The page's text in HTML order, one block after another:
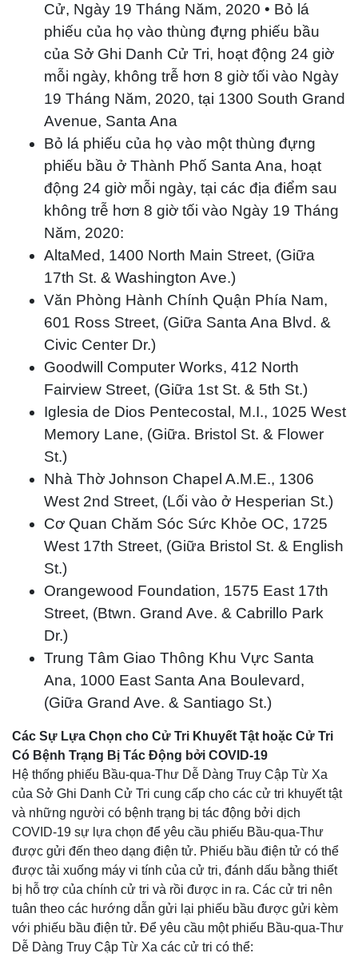
Cử, Ngày 19 Tháng Năm, 2020 • Bỏ lá
phiếu của họ vào thùng đựng phiếu bầu
của Sở Ghi Danh Cử Tri, hoạt động 24 giờ
mỗi ngày, không trễ hơn 8 giờ tối vào Ngày
19 Tháng Năm, 2020, tại 1300 South Grand
Avenue, Santa Ana
Bỏ lá phiếu của họ vào một thùng đựng
phiếu bầu ở Thành Phố Santa Ana, hoạt
động 24 giờ mỗi ngày, tại các địa điểm sau
không trễ hơn 8 giờ tối vào Ngày 19 Tháng
Năm, 2020:
AltaMed, 1400 North Main Street, (Giữa
17th St. & Washington Ave.)
Văn Phòng Hành Chính Quận Phía Nam,
601 Ross Street, (Giữa Santa Ana Blvd. &
Civic Center Dr.)
Goodwill Computer Works, 412 North
Fairview Street, (Giữa 1st St. & 5th St.)
Iglesia de Dios Pentecostal, M.I., 1025 West
Memory Lane, (Giữa. Bristol St. & Flower
St.)
Nhà Thờ Johnson Chapel A.M.E., 1306
West 2nd Street, (Lối vào ở Hesperian St.)
Cơ Quan Chăm Sóc Sức Khỏe OC, 1725
West 17th Street, (Giữa Bristol St. & English
St.)
Orangewood Foundation, 1575 East 17th
Street, (Btwn. Grand Ave. & Cabrillo Park
Dr.)
Trung Tâm Giao Thông Khu Vực Santa
Ana, 1000 East Santa Ana Boulevard,
(Giữa Grand Ave. & Santiago St.)
Các Sự Lựa Chọn cho Cử Tri Khuyết Tật hoặc Cử Tri
Có Bệnh Trạng Bị Tác Động bởi COVID-19
Hệ thống phiếu Bầu-qua-Thư Dễ Dàng Truy Cập Từ Xa
của Sở Ghi Danh Cử Tri cung cấp cho các cử tri khuyết tật
và những người có bệnh trạng bị tác động bởi dịch
COVID-19 sự lựa chọn để yêu cầu phiếu Bầu-qua-Thư
được gửi đến theo dạng điện tử. Phiếu bầu điện tử có thể
được tải xuống máy vi tính của cử tri, đánh dấu bằng thiết
bị hỗ trợ của chính cử tri và rồi được in ra. Các cử tri nên
tuân theo các hướng dẫn gửi lại phiếu bầu được gửi kèm
với phiếu bầu điện tử. Để yêu cầu một phiếu Bầu-qua-Thư
Dễ Dàng Truy Cập Từ Xa các cử tri có thể: